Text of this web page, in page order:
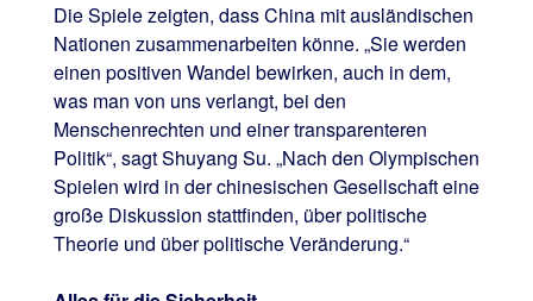
Die Spiele zeigten, dass China mit ausländischen
Nationen zusammenarbeiten könne. „Sie werden
einen positiven Wandel bewirken, auch in dem,
was man von uns verlangt, bei den
Menschenrechten und einer transparenteren
Politik“, sagt Shuyang Su. „Nach den Olympischen
Spielen wird in der chinesischen Gesellschaft eine
große Diskussion stattfinden, über politische
Theorie und über politische Veränderung.“